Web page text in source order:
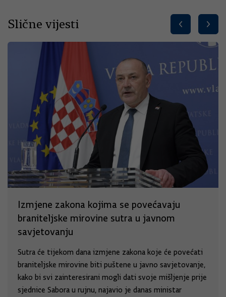
Slične vijesti
Izmjene zakona kojima se povećavaju
braniteljske mirovine sutra u javnom
savjetovanju
Sutra će tijekom dana izmjene zakona koje će povećati
braniteljske mirovine biti puštene u javno savjetovanje,
kako bi svi zainteresirani mogli dati svoje mišljenje prije
sjednice Sabora u rujnu, najavio je danas ministar